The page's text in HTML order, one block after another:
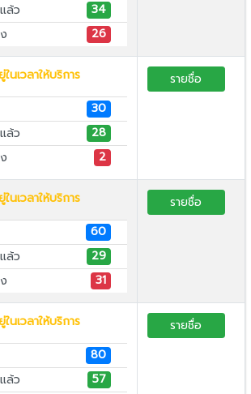
ล้ว
34
26
ในเวลาให้บริการ
30
ล้ว
28
2
รายชื่อ
ในเวลาให้บริการ
60
ล้ว
29
31
รายชื่อ
ในเวลาให้บริการ
80
ล้ว
57
รายชื่อ